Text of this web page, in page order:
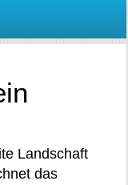
Landschaft
das